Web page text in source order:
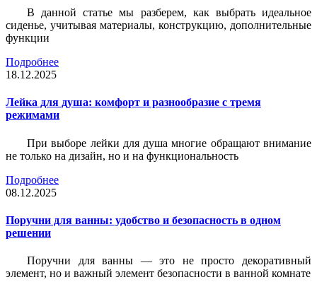
В данной статье мы разберем, как выбрать идеальное
сиденье, учитывая материалы, конструкцию, дополнительные
функции
Подробнее
18.12.2025
Лейка для душа: комфорт и разнообразие с тремя
режимами
При выборе лейки для душа многие обращают внимание
не только на дизайн, но и на функциональность
Подробнее
08.12.2025
Поручни для ванны: удобство и безопасность в одном
решении
Поручни для ванны — это не просто декоративный
элемент, но и важный элемент безопасности в ванной комнате